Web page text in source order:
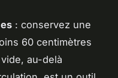
: conservez une
60 centimètres
au-delà